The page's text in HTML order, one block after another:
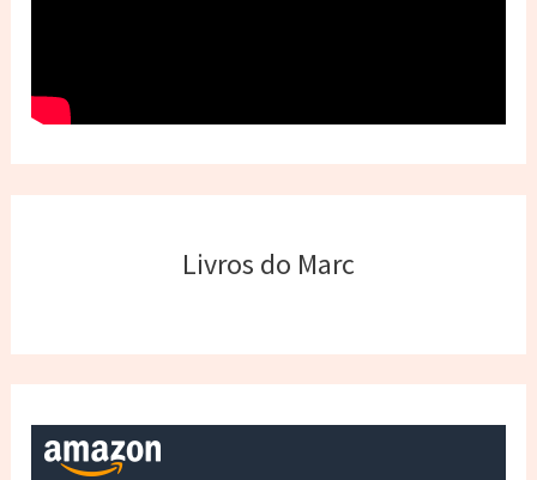
Livros do Marc